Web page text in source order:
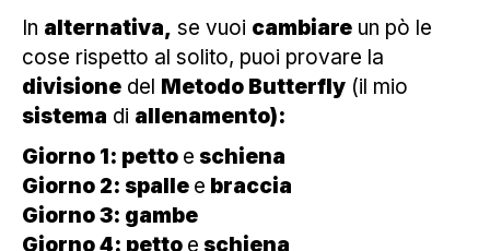
In alternativa, se vuoi cambiare un pò le
cose rispetto al solito, puoi provare la
divisione del Metodo Butterfly (il mio
sistema di allenamento):
Giorno 1: petto e schiena
Giorno 2: spalle e braccia
Giorno 3: gambe
Giorno 4: petto e schiena